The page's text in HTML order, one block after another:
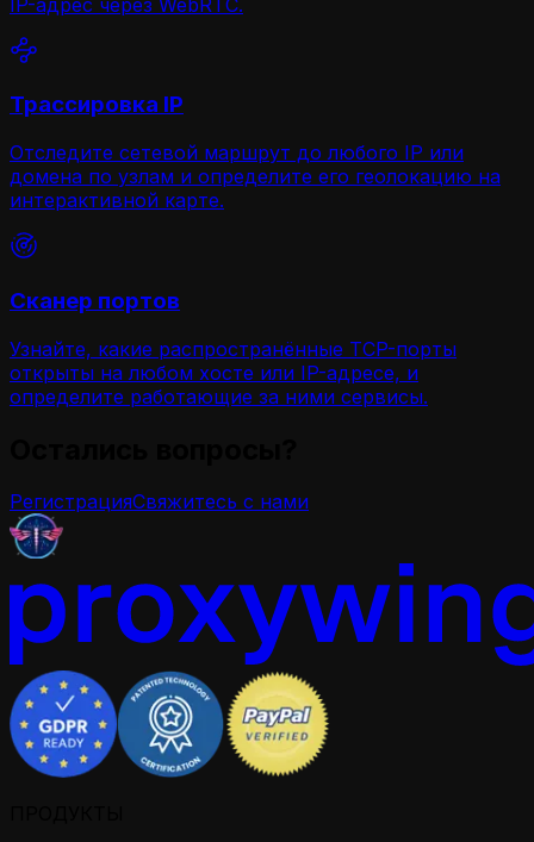
Трассировка IP
Отследите сетевой маршрут до любого IP или
домена по узлам и определите его геолокацию на
интерактивной карте.
Сканер портов
Узнайте, какие распространённые TCP-порты
открыты на любом хосте или IP-адресе, и
определите работающие за ними сервисы.
РегистрацияСвяжитесь с нами